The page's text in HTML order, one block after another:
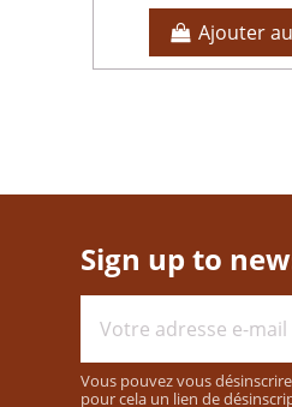
Ajouter
Sign up to
Vous pouvez vous
pour cela un lien de